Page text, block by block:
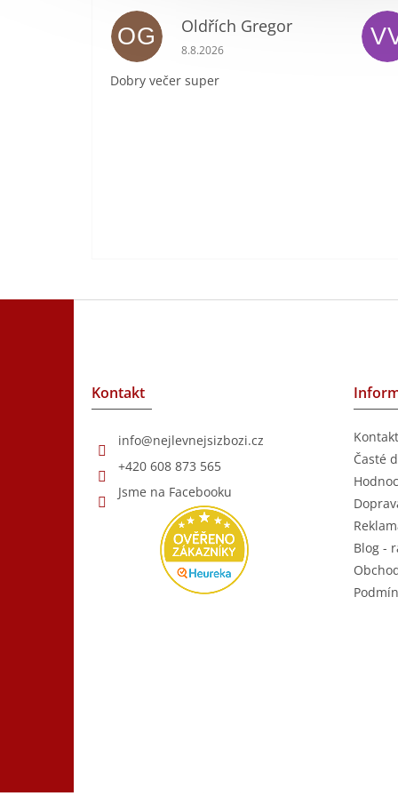
OG Oldřích Gregor
Hodnocení obchodu je 5 z 5
8.8.2026
Dobry večer super
Kontakt
info@nejlevnejsizbozi.cz
+420 608 873 565
Jsme na Facebooku
Časté
Blog -